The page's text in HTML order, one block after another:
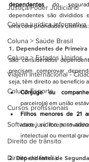
Justiça/Poder Judiciário
Coluna jurídica informativa
Coluna > Saúde Brasil
Coluna > Estados Unidos -
Viajem Internacional -
Coluna Esporte
Cursos profissionais
Software jurídico para
Direito de trânsito
Direito de família
dependentes do
dependentes são divididos
uma com prioridades distintas:
1. Dependentes de Primeira
São considerados
precisam comprovar
seja, têm direito ao benefício
Cônjuge ou
parceiro(a) em união
Filhos menores de 21
idade, se forem
intelectual ou mental
2. Dependentes de Segunda